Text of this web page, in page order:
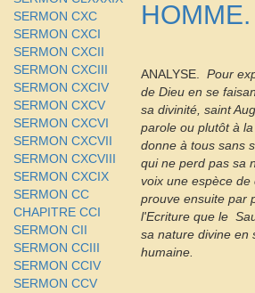
SERMON CXC
SERMON CXCI
SERMON CXCII
SERMON CXCIII
SERMON CXCIV
SERMON CXCV
SERMON CXCVI
SERMON CXCVII
SERMON CXCVIII
SERMON CXCIX
SERMON CC
CHAPITRE CCI
SERMON CII
SERMON CCIII
SERMON CCIV
SERMON CCV
HOMME.
ANALYSE.  Pour
de Dieu en se
sa divinité, saint
parole ou plutôt à
donne à tous sans
qui ne perd pas sa
voix une espèce
prouve ensuite par
l'Ecriture que le
sa nature divine en
humaine.